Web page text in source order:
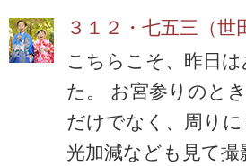
３１２・七五三（世
こちらこそ、昨日
た。 お宮参りのと
だけでなく、周り
光加減なども見て